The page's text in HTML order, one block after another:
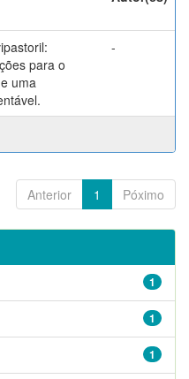
para o
uma
-
Anterior 1 Póximo
1
1
1